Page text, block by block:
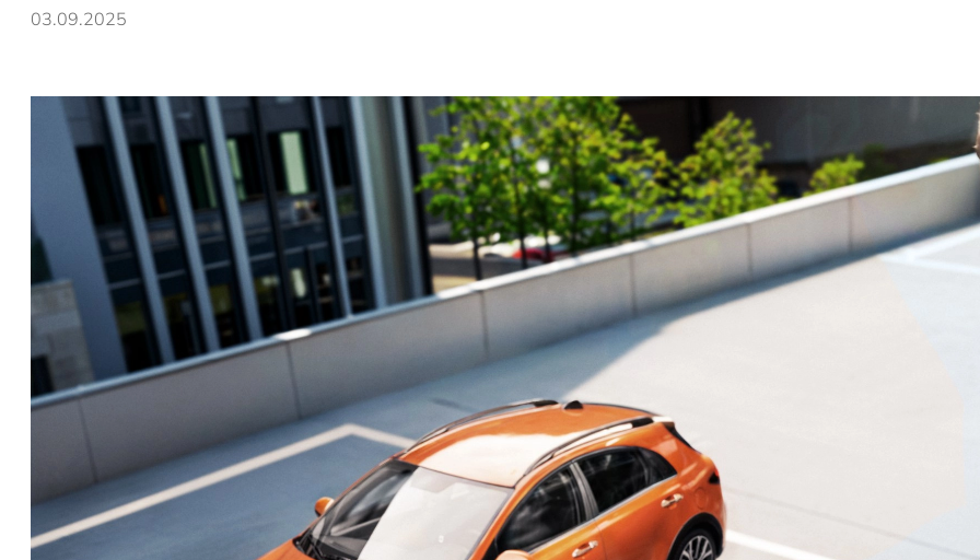
03.09.2025